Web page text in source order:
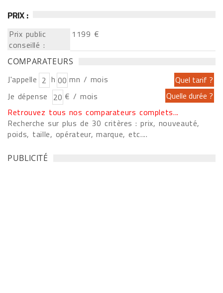
PRIX :
Prix public
conseillé :
1199 €
COMPARATEURS
J'appelle h
mn / mois
Je dépense
€ / mois
Retrouvez tous nos comparateurs complets...
Recherche sur plus de 30 critères : prix, nouveauté,
poids, taille, opérateur, marque, etc....
PUBLICITÉ